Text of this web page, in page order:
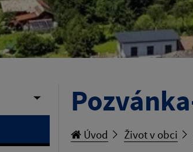
Úvod Život v obci